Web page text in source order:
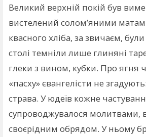
Великий верхній покій був
вистелений солом’яними
квасного хліба, за звичаєм,
столі темніли лише глиняні
глеки з вином, кубки. Про ягня
«пасху» євангелісти не
страва. У юдеїв кожне
супроводжувалося молитвами,
своєрідним обрядом. У ньому